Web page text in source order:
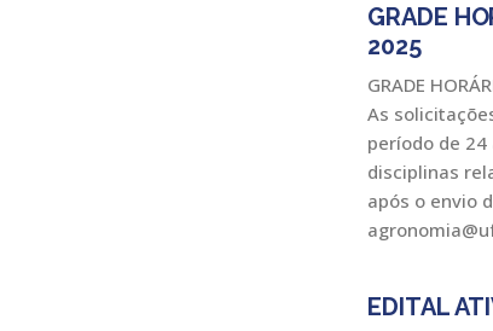
GRADE
2025
GRADE
As
período de 24
disciplinas
após o envio
EDITAL